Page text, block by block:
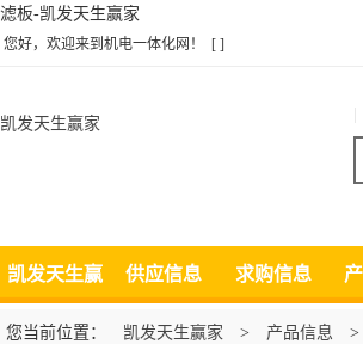
滤板-凯发天生赢家
您好，欢迎来到机电一体化网！ [ ]
凯发天生赢家
凯发天生赢
家
供应信息 求购信息
您当前位置： 凯发天生赢家 > 产品信息 >